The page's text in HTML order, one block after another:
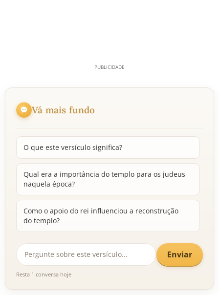
Vá mais fundo
O que este versículo significa?
Qual era a importância do templo para os judeus
naquela época?
Como o apoio do rei influenciou a reconstrução
do templo?
Enviar
Resta 1 conversa hoje